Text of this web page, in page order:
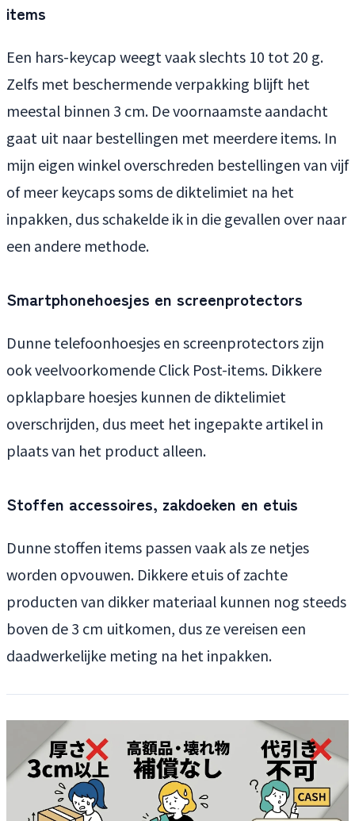
items
Een hars-keycap weegt vaak slechts 10 tot 20 g.
Zelfs met beschermende verpakking blijft het
meestal binnen 3 cm. De voornaamste aandacht
gaat uit naar bestellingen met meerdere items. In
mijn eigen winkel overschreden bestellingen van vijf
of meer keycaps soms de diktelimiet na het
inpakken, dus schakelde ik in die gevallen over naar
een andere methode.
Smartphonehoesjes en screenprotectors
Dunne telefoonhoesjes en screenprotectors zijn
ook veelvoorkomende Click Post-items. Dikkere
opklapbare hoesjes kunnen de diktelimiet
overschrijden, dus meet het ingepakte artikel in
plaats van het product alleen.
Stoffen accessoires, zakdoeken en etuis
Dunne stoffen items passen vaak als ze netjes
worden opvouwen. Dikkere etuis of zachte
producten van dikker materiaal kunnen nog steeds
boven de 3 cm uitkomen, dus ze vereisen een
daadwerkelijke meting na het inpakken.